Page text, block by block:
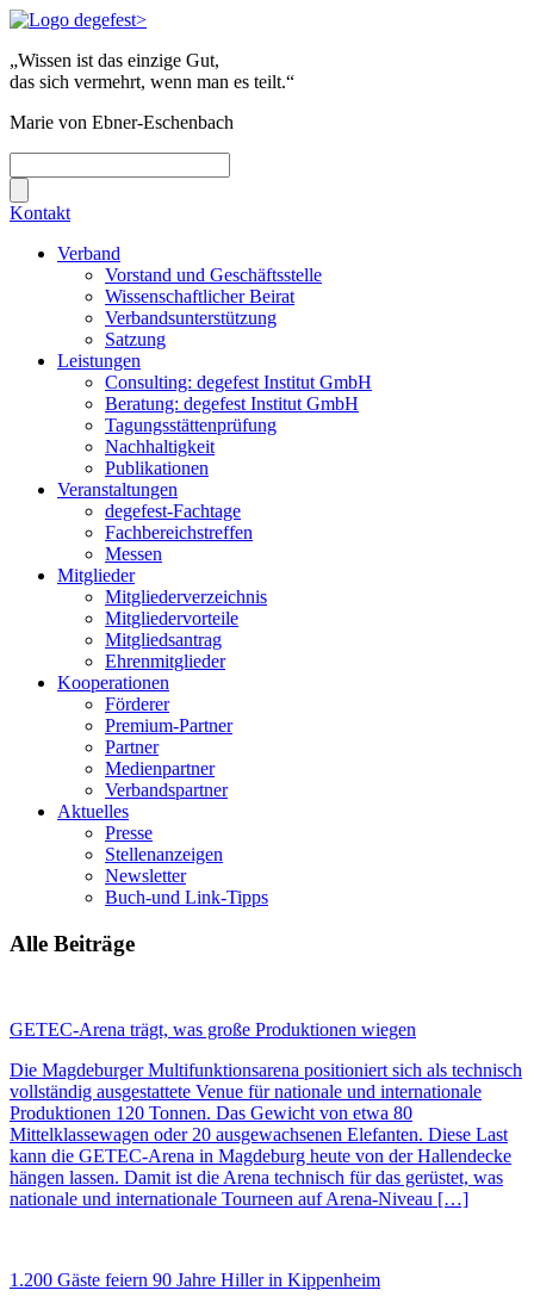
„Wissen ist das einzige Gut,
das sich vermehrt, wenn man es teilt.“
Marie von Ebner-Eschenbach
Kontakt
Verband
Vorstand und Geschäftsstelle
Wissenschaftlicher Beirat
Verbandsunterstützung
Satzung
Leistungen
Consulting: degefest Institut GmbH
Beratung: degefest Institut GmbH
Tagungsstättenprüfung
Nachhaltigkeit
Publikationen
Veranstaltungen
degefest-Fachtage
Fachbereichstreffen
Messen
Mitglieder
Mitgliederverzeichnis
Mitgliedervorteile
Mitgliedsantrag
Ehrenmitglieder
Kooperationen
Förderer
Premium-Partner
Partner
Medienpartner
Verbandspartner
Aktuelles
Presse
Stellenanzeigen
Newsletter
Buch-und Link-Tipps
Alle Beiträge
GETEC-Arena trägt, was große Produktionen wiegen
Die Magdeburger Multifunktionsarena positioniert sich als technisch
vollständig ausgestattete Venue für nationale und internationale
Produktionen 120 Tonnen. Das Gewicht von etwa 80
Mittelklassewagen oder 20 ausgewachsenen Elefanten. Diese Last
kann die GETEC-Arena in Magdeburg heute von der Hallendecke
hängen lassen. Damit ist die Arena technisch für das gerüstet, was
nationale und internationale Tourneen auf Arena-Niveau […]
1.200 Gäste feiern 90 Jahre Hiller in Kippenheim